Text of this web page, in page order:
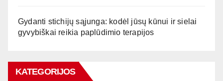
Gydanti stichijų sąjunga: kodėl jūsų kūnui ir sielai
gyvybiškai reikia paplūdimio terapijos
KATEGORIJOS